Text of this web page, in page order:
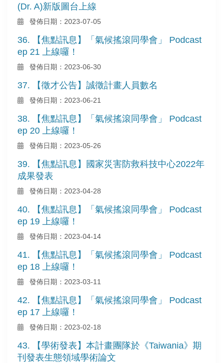
(Dr. A)新版圖台上線
發佈日期：2023-07-05
36. 【焦點訊息】「氣候搖滾同學會」 Podcast
ep 21 上線囉！
發佈日期：2023-06-30
37. 【徵才公告】誠徵計畫人員數名
發佈日期：2023-06-21
38. 【焦點訊息】「氣候搖滾同學會」 Podcast
ep 20 上線囉！
發佈日期：2023-05-26
39. 【焦點訊息】國家災害防救科技中心2022年
成果發表
發佈日期：2023-04-28
40. 【焦點訊息】「氣候搖滾同學會」 Podcast
ep 19 上線囉！
發佈日期：2023-04-14
41. 【焦點訊息】「氣候搖滾同學會」 Podcast
ep 18 上線囉！
發佈日期：2023-03-11
42. 【焦點訊息】「氣候搖滾同學會」 Podcast
ep 17 上線囉！
發佈日期：2023-02-18
43. 【學術發表】本計畫團隊於《Taiwania》期
刊發表生態領域學術論文